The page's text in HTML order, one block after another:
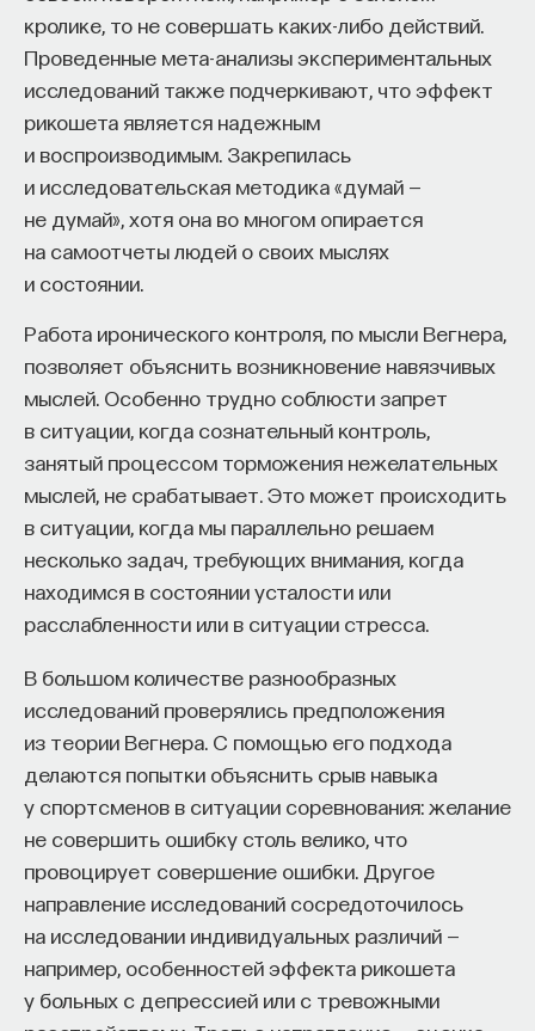
кролике, то не совершать каких-либо действий.
Проведенные мета-анализы экспериментальных
исследований также подчеркивают, что эффект
рикошета является надежным
и воспроизводимым. Закрепилась
и исследовательская методика «думай —
не думай», хотя она во многом опирается
на самоотчеты людей о своих мыслях
и состоянии.
Работа иронического контроля, по мысли Вегнера,
позволяет объяснить возникновение навязчивых
мыслей. Особенно трудно соблюсти запрет
в ситуации, когда сознательный контроль,
занятый процессом торможения нежелательных
мыслей, не срабатывает. Это может происходить
в ситуации, когда мы параллельно решаем
несколько задач, требующих внимания, когда
находимся в состоянии усталости или
расслабленности или в ситуации стресса.
В большом количестве разнообразных
исследований проверялись предположения
из теории Вегнера. С помощью его подхода
делаются попытки объяснить срыв навыка
у спортсменов в ситуации соревнования: желание
не совершить ошибку столь велико, что
провоцирует совершение ошибки. Другое
направление исследований сосредоточилось
на исследовании индивидуальных различий —
например, особенностей эффекта рикошета
у больных с депрессией или с тревожными
Зачем это знать:Знакомство с тестом Роршаха
открывает возможности для
неплоскостного исследования личности, для
понимания ее многомерности, динамичности,
системности. По мнению известного
отечественного психолога Людмилы
Анцыферовой, специалиста в области
методологии психологии, психологии мышления
и психологии личности, существенным
в понимании личности является на первый
взгляд парадоксальный факт, который состоит
в том, что, чтобы измениться, нужно остаться
собой и, наоборот, чтобы остаться собой,
необходимо изменяться. Наиболее близкой
к такому пониманию личности является
Роршах. Устойчивость личности при ее крайне
с необходимостью предполагает нестатичность
сохранении верности самой себе. Раз за разом
постигая смысл теста Роршаха, мы все в большей
степени понимаем то, как устроен человек,
открываем разнообразие его индивидуальных
проявлений, которые, однако, в норме и патологии
имеют законосообразный характер,
подтверждающий более чем полуторавековой
вывод о том, что психология — это наука.
12/19/2019